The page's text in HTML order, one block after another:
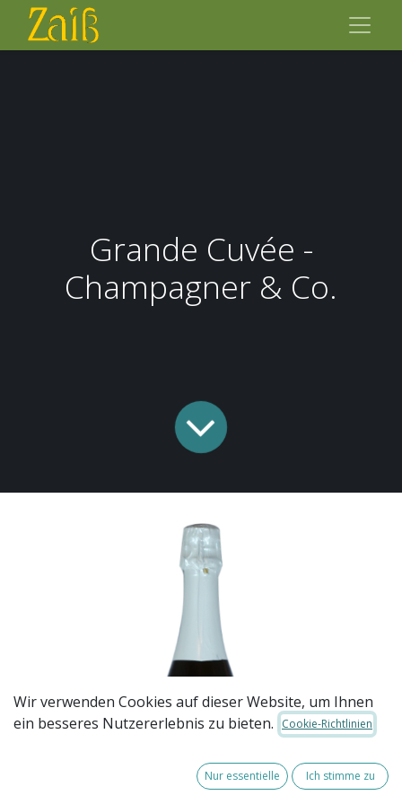
Grande Cuvée -
Champagner & Co.
Wir verwenden Cookies auf dieser Website, um Ihnen
ein besseres Nutzererlebnis zu bieten.
Cookie-Richtlinien
Nur essentielle Ich stimme zu